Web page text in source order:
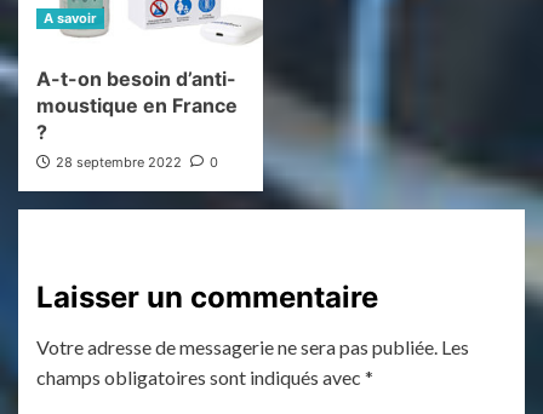
A savoir
A-t-on besoin d’anti-
moustique en France
?
28 septembre 2022 0
Laisser un commentaire
Votre adresse de messagerie ne sera pas publiée. Les
champs obligatoires sont indiqués avec *